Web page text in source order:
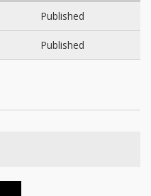
Published
Published